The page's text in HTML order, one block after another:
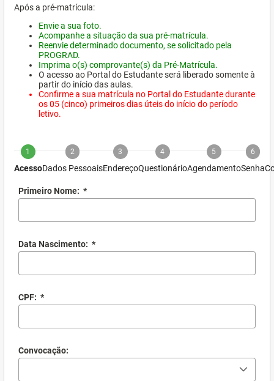
Após a pré-matrícula:
Envie a sua foto.
Acompanhe a situação da sua pré-matrícula.
Reenvie determinado documento, se solicitado pela
PROGRAD.
Imprima o(s) comprovante(s) da Pré-Matrícula.
O acesso ao Portal do Estudante será liberado somente à
partir do início das aulas.
Confirme a sua matrícula no Portal do Estudante durante
os 05 (cinco) primeiros dias úteis do início do período
letivo.
1
Acesso
2
Dados Pessoais
3
Endereço
4
Questionário
5
Agendamento
6
Senha
Primeiro Nome: *
Data Nascimento: *
CPF: *
Convocação: